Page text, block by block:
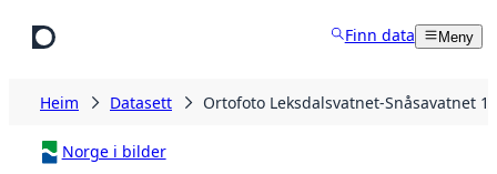
Finn data Meny
Heim Datasett Ortofoto Leksdalsvatnet-Snåsavatnet
Norge i bilder